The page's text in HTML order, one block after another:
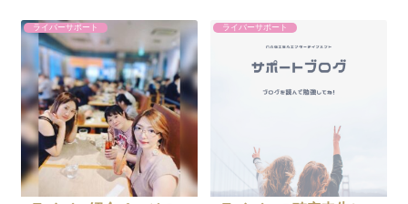
の詳細はこちらもご確認くださ
い 配信規約に気をつけて楽しい
配信をお願いいたします
きていなかったとこ 定期配信❌
今後の目標 配信ゴールデン...
ライバーサポート ライバーサポート